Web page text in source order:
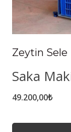
Zeytin
Saka
49.200,00₺